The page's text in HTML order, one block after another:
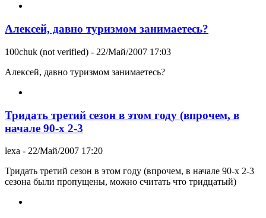
Алексей, давно туризмом занимаетесь?
100chuk (not verified) - 22/Май/2007 17:03
Алексей, давно туризмом занимаетесь?
Тридать третий сезон в этом году (впрочем, в
начале 90-х 2-3
lexa - 22/Май/2007 17:20
Тридать третий сезон в этом году (впрочем, в начале 90-х 2-3
сезона были пропущены, можно считать что тридцатый)